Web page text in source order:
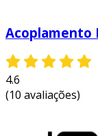
Acoplamento
4.6
(10 avaliações)